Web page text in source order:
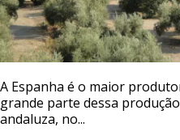
A Espanha é o maior
grande parte dessa
andaluza, no...